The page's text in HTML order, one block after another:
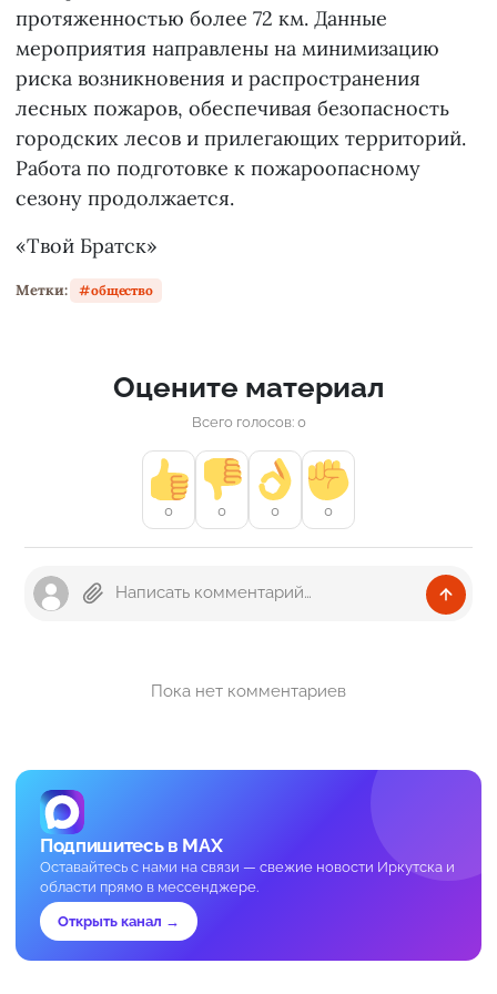
протяженностью более 72 км. Данные
мероприятия направлены на минимизацию
риска возникновения и распространения
лесных пожаров, обеспечивая безопасность
городских лесов и прилегающих территорий.
Работа по подготовке к пожароопасному
сезону продолжается.
«Твой Братск»
Метки: общество
Оцените материал
Всего голосов: 0
0 0 0 0
Пока нет комментариев
Подпишитесь в MAX
Оставайтесь с нами на связи — свежие новости Иркутска и
области прямо в мессенджере.
Открыть канал →